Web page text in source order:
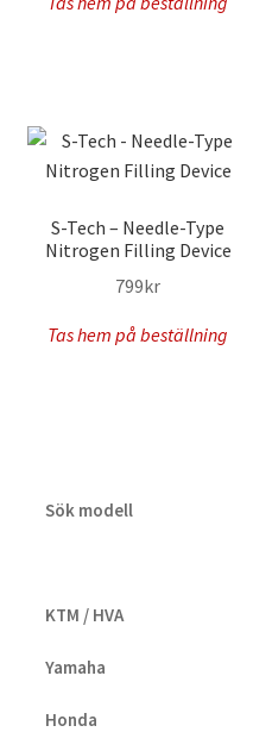
S-Tech – Needle-Type
Nitrogen Filling Device
799kr
Tas hem på beställning
Sök modell
KTM / HVA
Yamaha
Honda